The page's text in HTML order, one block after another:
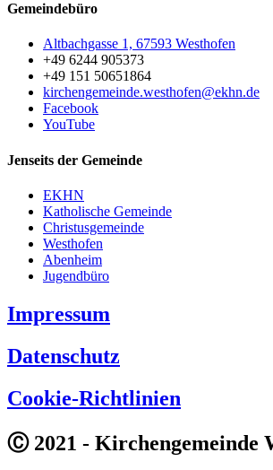
Gemeindebüro
Altbachgasse 1, 67593 Westhofen
+49 6244 905373
+49 151 50651864
kirchengemeinde.westhofen@ekhn.de
Facebook
YouTube
Jenseits der Gemeinde
EKHN
Katholische Gemeinde
Christusgemeinde
Westhofen
Abenheim
Jugendbüro
Impressum
Datenschutz
Cookie-Richtlinien
Ⓒ 2021 - Kirchengemeinde